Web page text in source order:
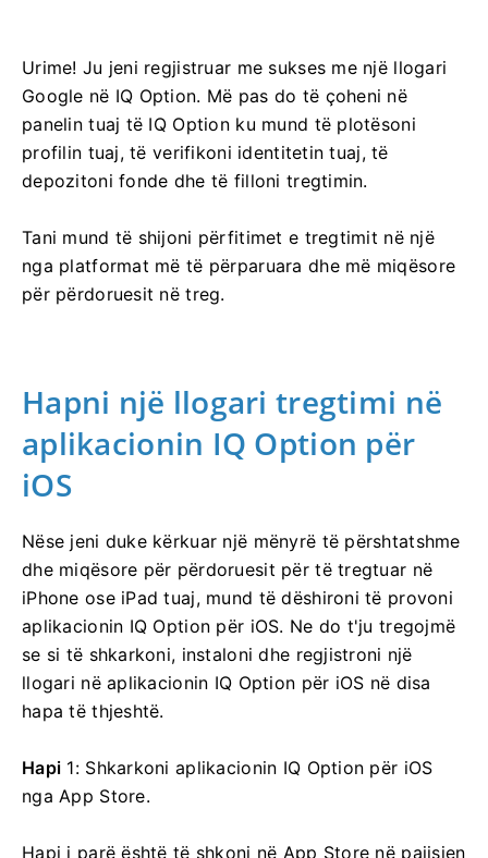
Urime! Ju jeni regjistruar me sukses me një llogari
Google në IQ Option. Më pas do të çoheni në
panelin tuaj të IQ Option ku mund të plotësoni
profilin tuaj, të verifikoni identitetin tuaj, të
depozitoni fonde dhe të filloni tregtimin.
Tani mund të shijoni përfitimet e tregtimit në një
nga platformat më të përparuara dhe më miqësore
për përdoruesit në treg.
Hapni një llogari tregtimi në
aplikacionin IQ Option për
iOS
Nëse jeni duke kërkuar një mënyrë të përshtatshme
dhe miqësore për përdoruesit për të tregtuar në
iPhone ose iPad tuaj, mund të dëshironi të provoni
aplikacionin IQ Option për iOS. Ne do t'ju tregojmë
se si të shkarkoni, instaloni dhe regjistroni një
llogari në aplikacionin IQ Option për iOS në disa
hapa të thjeshtë.
Hapi 1: Shkarkoni aplikacionin IQ Option për iOS
nga App Store.
Hapi i parë është të shkoni në App Store në pajisjen